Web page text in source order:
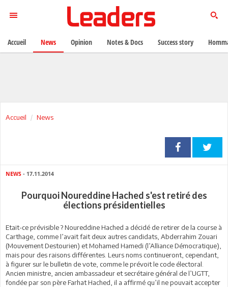
Accueil News
NEWS - 17.11.2014
Pourquoi Noureddine Hached s'est retiré des
élections présidentielles
Etait-ce prévisible ? Noureddine Hached a décidé de retirer de la course à
Carthage, comme l’avait fait deux autres candidats, Abderrahim Zouari
(Mouvement Destourien) et Mohamed Hamedi (l’Alliance Démocratique),
mais pour des raisons différentes. Leurs noms continueront, cependant,
à figurer sur le bulletin de vote, comme le prévoit le code électoral.
Ancien ministre, ancien ambassadeur et secrétaire général de l’UGTT,
fondée par son père Farhat Hached, il a affirmé qu’il ne pouvait accepter
Accueil News Opinion Notes & Docs Success story